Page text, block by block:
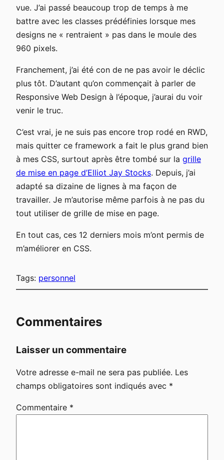
vue. J’ai passé beaucoup trop de temps à me
battre avec les classes prédéfinies lorsque mes
designs ne « rentraient » pas dans le moule des
960 pixels.
Franchement, j’ai été con de ne pas avoir le déclic
plus tôt. D’autant qu’on commençait à parler de
Responsive Web Design à l’époque, j’aurai du voir
venir le truc.
C’est vrai, je ne suis pas encore trop rodé en RWD,
mais quitter ce framework a fait le plus grand bien
à mes CSS, surtout après être tombé sur la grille
de mise en page d’Elliot Jay Stocks. Depuis, j’ai
adapté sa dizaine de lignes à ma façon de
travailler. Je m’autorise même parfois à ne pas du
tout utiliser de grille de mise en page.
En tout cas, ces 12 derniers mois m’ont permis de
m’améliorer en CSS.
Tags: personnel
Commentaires
Laisser un commentaire
Votre adresse e-mail ne sera pas publiée. Les
champs obligatoires sont indiqués avec *
Commentaire *